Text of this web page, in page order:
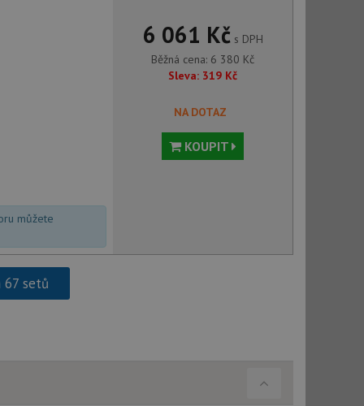
6 061 Kčs DPH
Běžná cena: 6 380 Kč
Sleva: 319 Kč
NA DOTAZ
KOUPIT
můžete
67 setů
zařízení, která
a zlepšila
CORS po
cookie lepivosti
na trvání s
použit jako pro
Script.com